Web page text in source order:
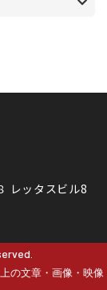
レッタスビル8
の文章・画像・映像